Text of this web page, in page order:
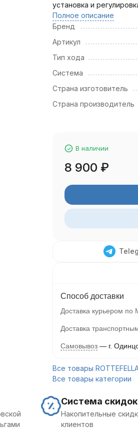
установка и
Полное описание
Бренд
Артикул
Тип хода
Система
Страна изготовитель
Страна производитель
В наличии
8 900 ₽
Способ доставки
Доставка курьером по
Доставка
Самовывоз г.
Все товары
Все товары категории
Система скидок
Накопительные
клиентов